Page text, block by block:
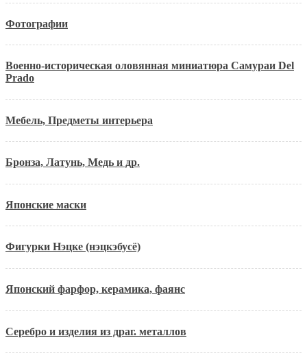
Фотографии
Военно-историческая оловянная миниатюра Самураи Del
Prado
Мебель, Предметы интерьера
Бронза, Латунь, Медь и др.
Японские маски
Фигурки Нэцке (нэцкэбусё)
Японский фарфор, керамика, фаянс
Серебро и изделия из драг. металлов